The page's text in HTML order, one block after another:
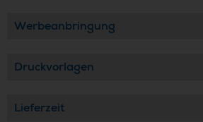
Werbeanbringung
Druckvorlagen
Lieferzeit